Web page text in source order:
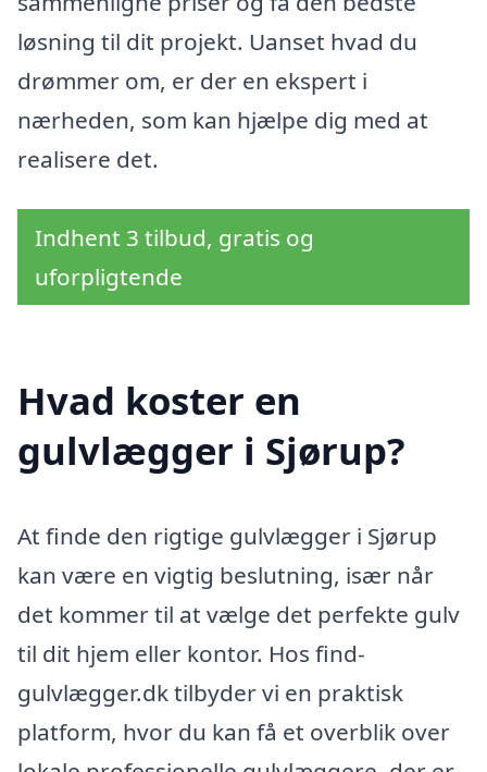
løsning til dit projekt. Uanset hvad du
drømmer om, er der en ekspert i
nærheden, som kan hjælpe dig med at
realisere det.
Indhent 3 tilbud, gratis og
uforpligtende
Hvad koster en
gulvlægger i Sjørup?
At finde den rigtige gulvlægger i Sjørup
kan være en vigtig beslutning, især når
det kommer til at vælge det perfekte gulv
til dit hjem eller kontor. Hos find-
gulvlægger.dk tilbyder vi en praktisk
platform, hvor du kan få et overblik over